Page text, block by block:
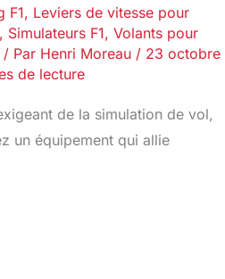
F1, Leviers de vitesse pour
, Simulateurs F1, Volants pour
/ Par Henri Moreau / 23 octobre
de lecture
de la simulation de vol,
un équipement qui allie